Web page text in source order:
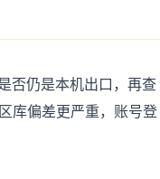
否仍是本机出口，再查
库偏差更严重，账号登